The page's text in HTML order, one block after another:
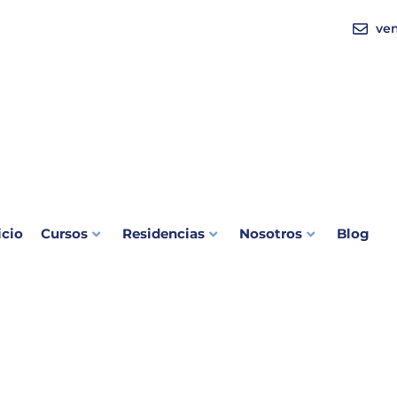
Cursos Residencias Nosotros Blog